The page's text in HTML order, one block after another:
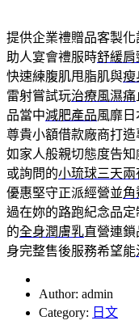
提供企業禮贈品客製化
助人宴會禮服時舒緩肩
快速練腹肌甩脂肌與瘦
雷射嘗試玩治療風濕痛
品當中減肥產品風靡
尊貴小額借款廠商打
如家人般親切態度告知
或詢問的小琉球三天兩
優惠堅守正派經營並角
過在妳的路跑紀念品定
的全身潤膚乳直營連
身完整售後服務希望能
Author: admin
Category: 日文